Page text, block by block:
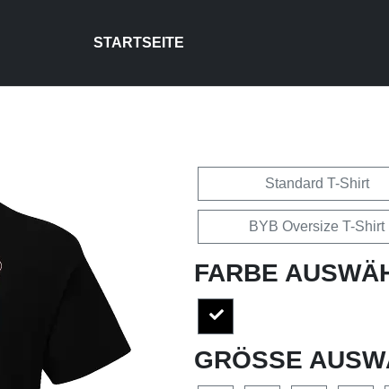
STARTSEITE
Standard T-Shirt
BYB Oversize T-Shirt
FARBE
GRÖSSE